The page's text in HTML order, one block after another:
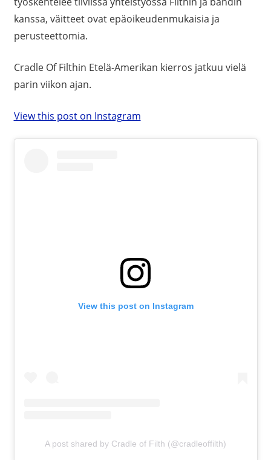
kanssa, väitteet ovat epäoikeudenmukaisia ja
perusteettomia.
Cradle Of Filthin Etelä-Amerikan kierros jatkuu vielä
parin viikon ajan.
View this post on Instagram
View this post on Instagram
A post shared by Cradle of Filth (@cradleoffilth)